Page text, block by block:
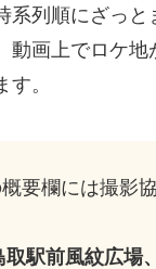
系列順にざっと
動画上でロケ地
。
要欄には撮影協
取駅前風紋広場